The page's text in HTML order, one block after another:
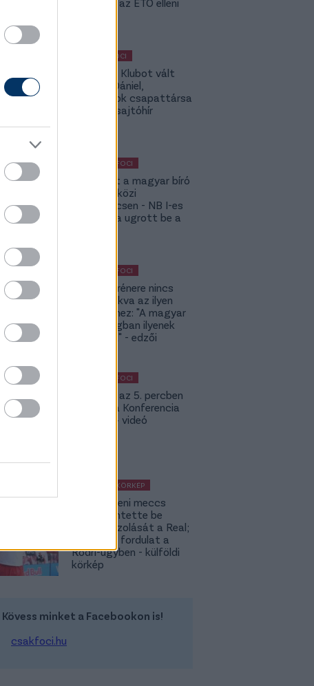
MAGYAR FOCI
Légiósok: Klubot vált
Gazdag Dániel,
világbajnok csapattársa
is lehet - sajtóhír
KÜLFÖLDI FOCI
Megsérült a magyar bíró
a nemzetközi
kupameccsen - NB I-es
honfitársa ugrott be a
KÜLFÖLDI FOCI
A DVSC trénere nincs
hozzászokva az ilyen
meccsekhez: "A magyar
bajnokságban ilyenek
nincsenek" - edzői
KÜLFÖLDI FOCI
Bolla már az 5. percben
betalált a Konferencia
Ligában – videó
KÜLFÖLDI KÖRKÉP
A Fradi elleni meccs
előtt jelentette be
rekordigazolását a Real;
hatalmas fordulat a
Rodri-ügyben - külföldi
körkép
Kövess minket a Facebookon is!
csakfoci.hu